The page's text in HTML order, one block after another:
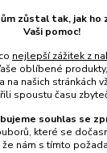
úzký
zůstal tak, jak
Vaši pomoc!
nejlepší zážitek z
oblíbené
na našich stránkách
spoustu času
souhlas se
které se
nám s tímto